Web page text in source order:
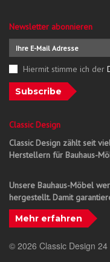
Newsletter abonnieren
Hiermit stimme ich der
Subscribe
Classic Design
Classic Design zählt seit
Herstellern für Bauhaus-
Unsere Bauhaus-Möbel
hergestellt. Damit
Mehr erfahren
© 2026 Classic Design 24